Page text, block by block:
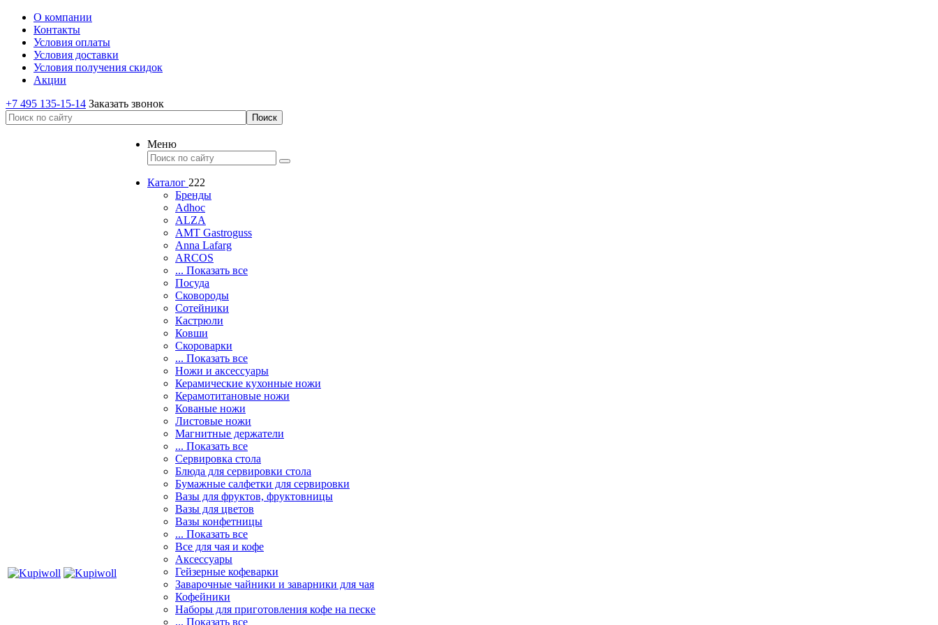
О компании
Контакты
Условия оплаты
Условия доставки
Условия получения скидок
Акции
+7 495 135-15-14 Заказать звонок
Меню
Каталог 222
Бренды
Adhoc
ALZA
AMT Gastroguss
Anna Lafarg
ARCOS
... Показать все
Посуда
Сковороды
Сотейники
Кастрюли
Ковши
Скороварки
... Показать все
Ножи и аксессуары
Керамические кухонные ножи
Керамотитановые ножи
Кованые ножи
Листовые ножи
Магнитные держатели
... Показать все
Сервировка стола
Блюда для сервировки стола
Бумажные салфетки для сервировки
Вазы для фруктов, фруктовницы
Вазы для цветов
Вазы конфетницы
... Показать все
Все для чая и кофе
Аксессуары
Гейзерные кофеварки
Заварочные чайники и заварники для чая
Кофейники
Наборы для приготовления кофе на песке
... Показать все